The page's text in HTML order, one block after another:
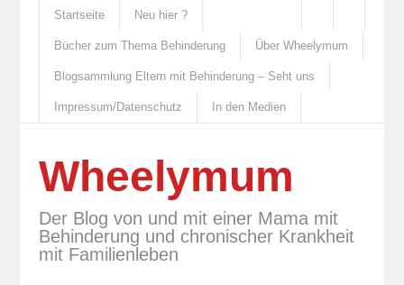
Startseite Neu hier ?
Bücher zum Thema Behinderung Über Wheelymum
Blogsammlung Eltern mit Behinderung – Seht uns
Impressum/Datenschutz In den Medien
Wheelymum
Der Blog von und mit einer Mama mit
Behinderung und chronischer Krankheit
mit Familienleben